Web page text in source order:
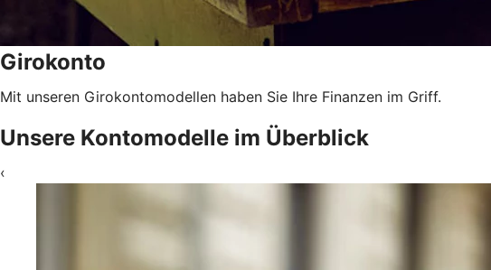
Girokonto
Mit unseren Girokontomodellen haben Sie Ihre Finanzen im Griff.
Unsere Kontomodelle im Überblick
‹